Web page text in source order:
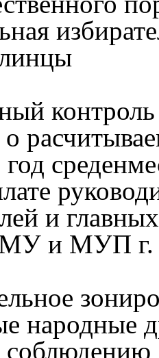
контроль
и главных
МУ и МУП г.
народные